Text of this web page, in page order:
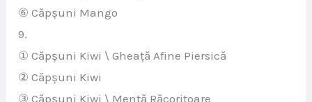
⑥ Căpșuni Mango
9.
① Căpșuni Kiwi \ Gheață Afine Piersică
② Căpșuni Kiwi
③ Căpșuni Kiwi \ Mentă Răcoritoare